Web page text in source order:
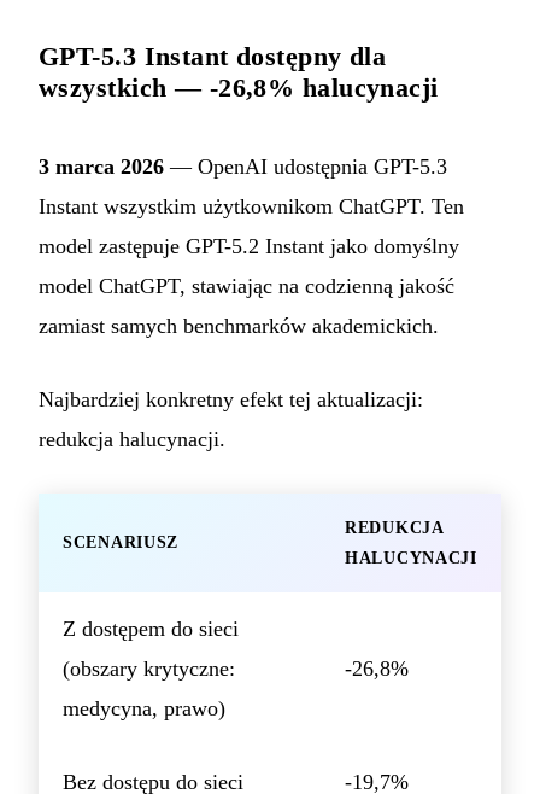
GPT-5.3 Instant dostępny dla
wszystkich — -26,8% halucynacji
3 marca 2026 — OpenAI udostępnia GPT-5.3
Instant wszystkim użytkownikom ChatGPT. Ten
model zastępuje GPT-5.2 Instant jako domyślny
model ChatGPT, stawiając na codzienną jakość
zamiast samych benchmarków akademickich.
Najbardziej konkretny efekt tej aktualizacji:
redukcja halucynacji.
SCENARIUSZ
REDUKCJA
HALUCYNACJI
Z dostępem do sieci
(obszary krytyczne:
medycyna, prawo)
-26,8%
Bez dostępu do sieci -19,7%